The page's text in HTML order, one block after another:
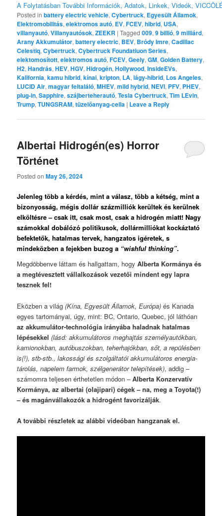
A Folytatásban További Információk, Adatok, Linkek, Videók,
Posted in battery electric vehicle,Cybertruck, Egyesült Államok,
Elektromobilitás,elektromos autó, EV,FCEV,hibrid, USA,
villanyautó,Villanyautósok,ZEEKR |Tagged 009,9 billió,9 milliárd,
Arany Akkumulátor,battery electric, BEV, Bródy Imre,Cadillac
Celestiq,Cybertruck,Cybertruck Foundatiuon Series,
elektomosított,elektromos autó,FCEV,Geely,GM,Golden Battery,
H2,Handrás,HEV,HGV,Hidrogén,Hollywood,InsideEVs,
Kalifornia,kamu hibrid,kínai,kripton, LA,lágy-hibrid, Los Angeles,
LUCID Air,magyar feltaláló,MHEV,mild hybrid,NEVI, PFV, PHEV,
plug-in,Sapphire,szájberteherautó,Tesla Cybertruck,Tim LEvin,
Trump,TUNGSRAM,tüzelőanyag-cella | Leave a Reply
Albertai Hidrogén(es) Horror
Történet
Posted onMay 26, 2024
Jelenleg több a kérdés, mint a válasz, több a kétség, mint a
bizonyosság, mégis dollár százmilliók kerültek és kerülnek
elköltésre – csak itt, csak most, csak a hidrogén miatt! Nagy
számokkal dobálózó politikusok, dollármilliókat kockáztató
befektetők, hatalmas tervek, hangzatos igéretek, s
mindeközben a fejekben buzog a “wishful thinking”.
Megdöbbenve láttam és hallgattam, hogyAlberta Kormánya és
a megtévesztett vállalkozások vezetői mindent egy lapra
tesznek fel!
Eközben a világ(Kína, Egyesült Államok, Európa) és Kanada
egyes tartományai, úgy, mint: BC, Ontario, Quebec, jól láthóan
az akkumulátor-technológia irányába haladnak hatalmas
lépésekkel (lásd: akkumulátoros meghajtás személyautókban,
kamionokban, autóbuszokban, teherhajókban, sőt, a repülésben
is(!), stb-stb., lakossági és szolgáltatói akkumulátoros energia-
tárolás, napelem farmok, szélgenerátor telepítések), addig –
számomra teljesen érthetetlen módon –Alberta Konzervatív
Kormánya, az albertai (olajipari) cégek – na, meg a Toyota(!)
– és magánvállakozók a hidrogént favorizálják.
A további részletek az alábbi videóban hangzanak el.